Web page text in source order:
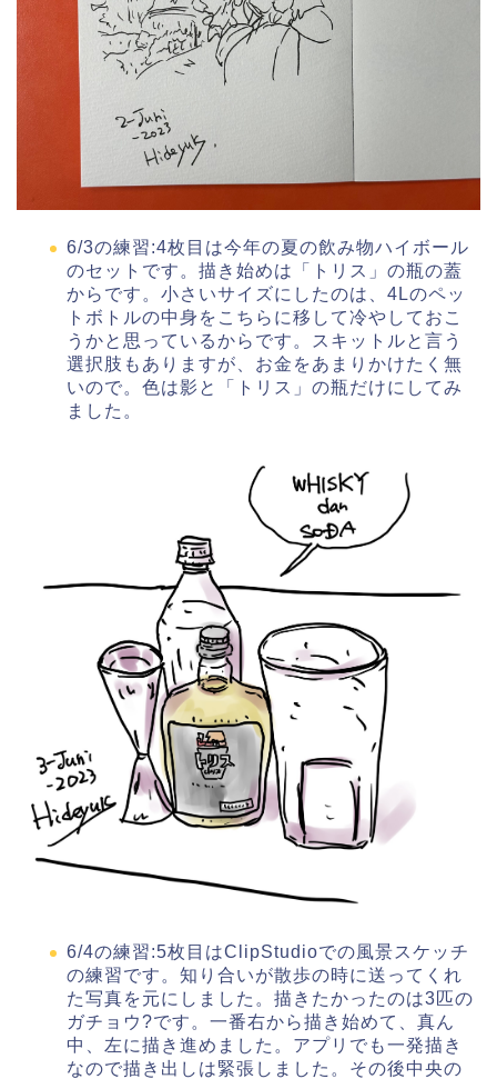
6/3の練習:4枚目は今年の夏の飲み物ハイボール
のセットです。描き始めは「トリス」の瓶の蓋
からです。小さいサイズにしたのは、4Lのペッ
トボトルの中身をこちらに移して冷やしておこ
うかと思っているからです。スキットルと言う
選択肢もありますが、お金をあまりかけたく無
いので。色は影と「トリス」の瓶だけにしてみ
ました。
6/4の練習:5枚目はClipStudioでの風景スケッチ
の練習です。知り合いが散歩の時に送ってくれ
た写真を元にしました。描きたかったのは3匹の
ガチョウ?です。一番右から描き始めて、真ん
中、左に描き進めました。アプリでも一発描き
なので描き出しは緊張しました。その後中央の